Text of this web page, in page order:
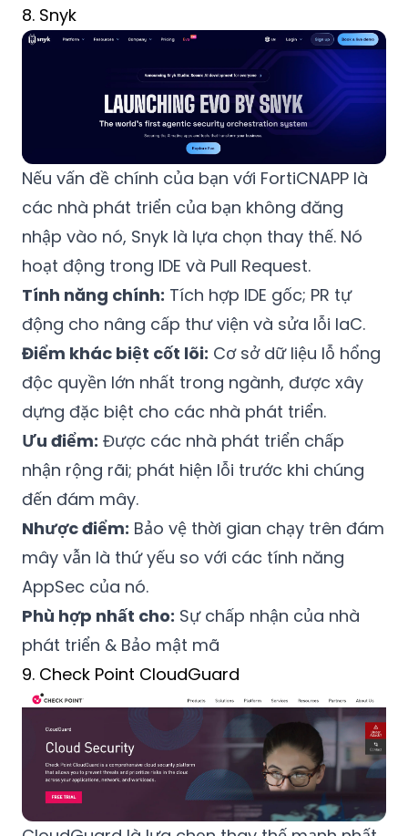
8. Snyk
Nếu vấn đề chính của bạn với FortiCNAPP là
các nhà phát triển của bạn không đăng
nhập vào nó, Snyk là lựa chọn thay thế. Nó
hoạt động trong IDE và Pull Request.
Tính năng chính: Tích hợp IDE gốc; PR tự
động cho nâng cấp thư viện và sửa lỗi IaC.
Điểm khác biệt cốt lõi: Cơ sở dữ liệu lỗ hổng
độc quyền lớn nhất trong ngành, được xây
dựng đặc biệt cho các nhà phát triển.
Ưu điểm: Được các nhà phát triển chấp
nhận rộng rãi; phát hiện lỗi trước khi chúng
đến đám mây.
Nhược điểm: Bảo vệ thời gian chạy trên đám
mây vẫn là thứ yếu so với các tính năng
AppSec của nó.
Phù hợp nhất cho: Sự chấp nhận của nhà
phát triển & Bảo mật mã
9. Check Point CloudGuard